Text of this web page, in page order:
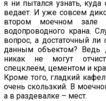
я ни пытался узнать,
ведает. И уже совсем дико
втором моечном зале
водопроводного крана.
вопрос, а достаточный ли
данным объектом? Ведь
никак не могут
спецклеем, цементом и
Кроме того, гладкий
очень скользкий. В
а в раздевалке – мест.